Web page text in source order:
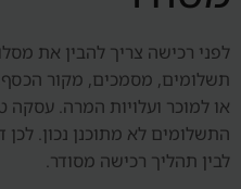
לפני רכישה צריך להבין את
תשלומים, מסמכים, מקור
או למוכר ועלויות המרה. עסקה
התשלומים לא מתוכנן נכון.
לבין תהליך רכישה מסודר.